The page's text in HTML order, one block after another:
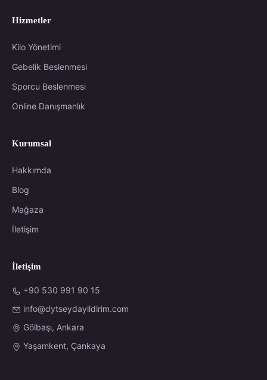
Hizmetler
Kilo Yönetimi
Gebelik Beslenmesi
Sporcu Beslenmesi
Online Danışmanlık
Kurumsal
Hakkımda
Blog
Mağaza
İletişim
İletişim
+90 530 991 90 15
info@dytseydayildirim.com
Gölbaşı, Ankara
Yaşamkent, Çankaya